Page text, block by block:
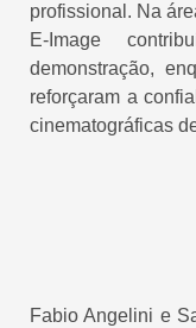
profissional. Na
E-Image
demonstração,
reforçaram a
cinematográficas
Fabio Angelini e